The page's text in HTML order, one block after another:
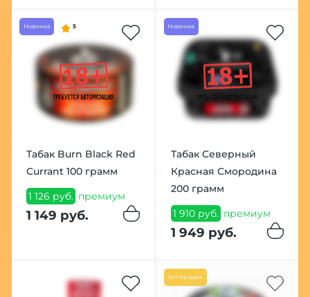
Новинка 5
Табак Burn Black Red
Currant 100 грамм
1 126 руб. премиум
1 149 руб.
Новинка
Табак Северный
Красная Смородина
200 грамм
1 910 руб. премиум
1 949 руб.
Хит продаж